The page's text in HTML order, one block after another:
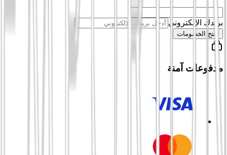
بريدك الإلكتروني
افتح الخصومات
مدفوعات آمنة